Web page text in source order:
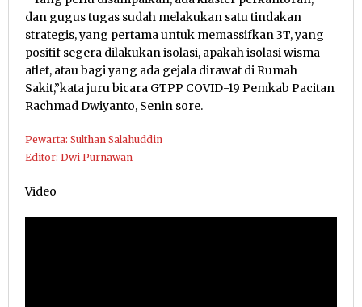
dan gugus tugas sudah melakukan satu tindakan
strategis, yang pertama untuk memassifkan 3T, yang
positif segera dilakukan isolasi, apakah isolasi wisma
atlet, atau bagi yang ada gejala dirawat di Rumah
Sakit,”kata juru bicara GTPP COVID-19 Pemkab Pacitan
Rachmad Dwiyanto, Senin sore.
Pewarta: Sulthan Salahuddin
Editor: Dwi Purnawan
Video